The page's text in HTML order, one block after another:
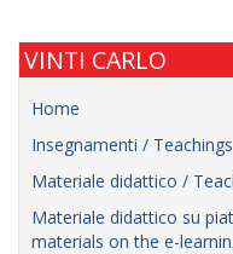
VINTI CARLO
Home
Insegnamenti / Teachings
Materiale didattico /
Materiale didattico su
materials on the e-